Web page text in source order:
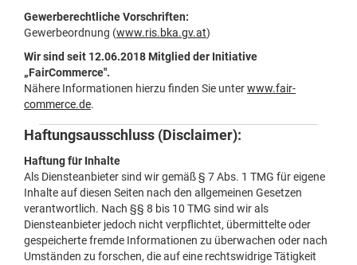
Gewerberechtliche Vorschriften:
Gewerbeordnung (www.ris.bka.gv.at)
Wir sind seit 12.06.2018 Mitglied der Initiative
„FairCommerce".
Nähere Informationen hierzu finden Sie unterwww.fair-
commerce.de.
Haftungsausschluss (Disclaimer):
Haftung für Inhalte
Als Diensteanbieter sind wir gemäß § 7 Abs. 1 TMG für eigene
Inhalte auf diesen Seiten nach den allgemeinen Gesetzen
verantwortlich. Nach §§ 8 bis 10 TMG sind wir als
Diensteanbieter jedoch nicht verpflichtet, übermittelte oder
gespeicherte fremde Informationen zu überwachen oder nach
Umständen zu forschen, die auf eine rechtswidrige Tätigkeit